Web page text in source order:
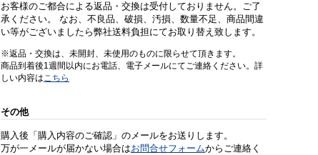
お客様のご都合による返品・交換は受付しておりません。ご了
承ください。 なお、不良品、破損、汚損、数量不足、商品間違
い等がございましたら弊社送料負担にてお取り替え致します。
※返品・交換は、未開封、未使用のものに限らせて頂きます。
商品到着後1週間以内にお電話、電子メールにてご連絡ください。詳
しい内容はこちら
その他
購入後「購入内容のご確認」のメールをお送りします。
万が一メールが届かない場合はお問合せフォームからご連絡く